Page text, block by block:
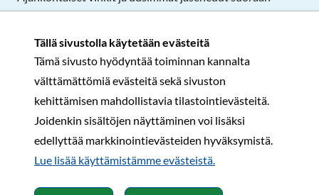
Tällä sivustolla käytetään evästeitä
Tämä sivusto hyödyntää toiminnan kannalta
välttämättömiä evästeitä sekä sivuston
kehittämisen mahdollistavia tilastointievästeitä.
Joidenkin sisältöjen näyttäminen voi lisäksi
edellyttää markkinointievästeiden hyväksymistä.
Lue lisää käyttämistämme evästeistä.​​​​​​
Rekisteri- ja tietosuojaselosteSopimusehdot